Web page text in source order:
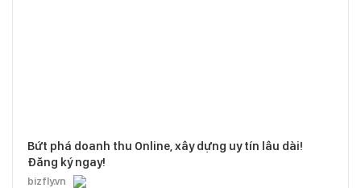
Bứt phá doanh thu Online, xây dựng uy tín lâu dài!
Đăng ký ngay!
bizfly.vn